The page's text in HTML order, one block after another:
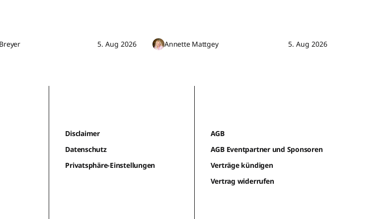
5. Aug 2026 Annette Mattgey 5. Aug 2026
Disclaimer
Datenschutz
Privatsphäre-Einstellungen
AGB
AGB Eventpartner und Sponsoren
Verträge kündigen
Vertrag widerrufen